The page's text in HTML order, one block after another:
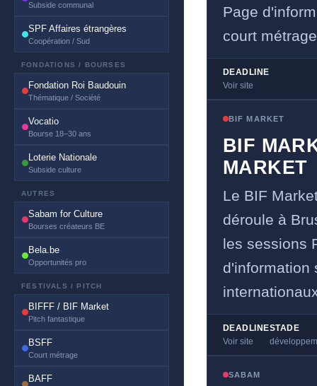
Subside communal
SPF Affaires étrangères
Coopération / Sud
FONDATIONS / BOURSES
Fondation Roi Baudouin
Thématique / Société
Vocatio
Bourse 18–30 ans
Loterie Nationale
Subside culture
AUTRES
Sabam for Culture
Bourses créateurs BE
Bela.be
Opportunités pro
FESTIVALS / PITCH
BIFFF / BIF Market
Pitch fantastique
BSFF
Court métrage
BAFF
Page
court
DEADLINE
Voir site
BIF MARKET
BIF
MARKET
Le BIF
déroule à
les sessions
d'information
DEADLINE
Voir site
STADE
SABAM